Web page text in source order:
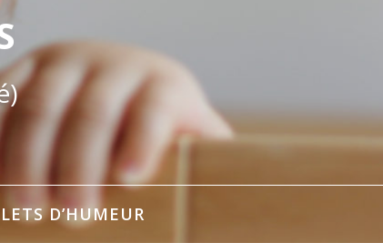
D’HUMEUR